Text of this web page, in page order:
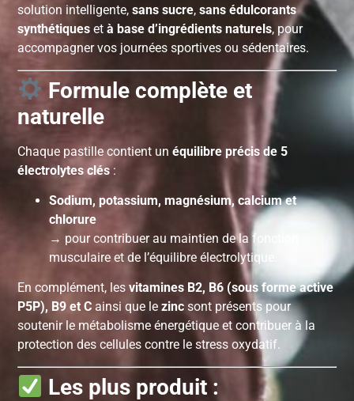
solution intelligente,sans sucre,sans édulcorants
synthétiques età base d’ingrédients naturels, pour
accompagner vos journées sportives ou sédentaires.
Formule complète et
naturelle
Chaque pastille contient unéquilibre précis de 5
électrolytes clés:
Sodium, potassium, magnésium, calcium et
chlorure
→ pour contribuer au maintien de la fonction
musculaire et de l’équilibre électrolytique.
En complément, lesvitamines B2, B6 (sous forme active
P5P), B9 et C ainsi que lezinc sont présents pour
soutenir le métabolisme énergétique et contribuer à la
protection des cellules contre le stress oxydatif.
Les plus produit :